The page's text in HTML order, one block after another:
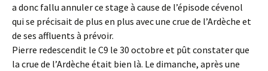
a donc fallu annuler ce stage à cause de l’épisode cévenol
qui se précisait de plus en plus avec une crue de l’Ardèche et
de ses affluents à prévoir.
Pierre redescendit le C9 le 30 octobre et pût constater que
la crue de l’Ardèche était bien là. Le dimanche, après une